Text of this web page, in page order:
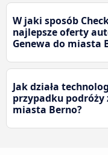
W jaki sposób
najlepsze oferty
Genewa do miasta
Jak działa
przypadku podróży
miasta Berno?